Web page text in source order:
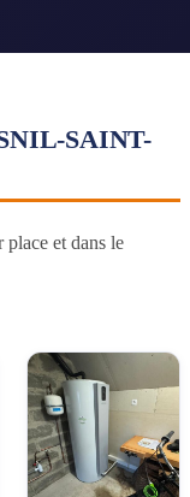
SAINT-
place et dans le